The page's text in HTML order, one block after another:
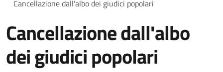
Cancellazione dall'albo dei giudici popolari
Cancellazione dall'albo
dei giudici popolari